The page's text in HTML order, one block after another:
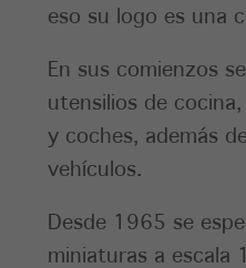
eso su logo es una
En sus comienzos
utensilios de
y coches, además
vehículos.
Desde 1965 se
miniaturas a escala